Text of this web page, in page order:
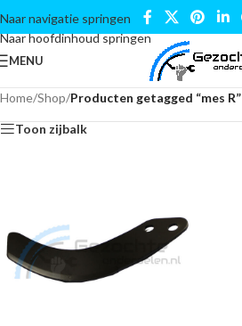
Naar navigatie springen
Naar hoofdinhoud springen
MENU
Home/Shop/Producten getagged “mes R”
Toon zijbalk